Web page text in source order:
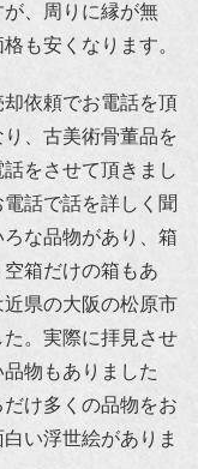
、周りに縁が無
も安くなります。
依頼でお電話を頂
、古美術骨董品を
をさせて頂きまし
話で話を詳しく聞
な品物があり、箱
箱だけの箱もあ
県の大阪の松原市
。実際に拝見させ
物もありました
け多くの品物をお
い浮世絵がありま